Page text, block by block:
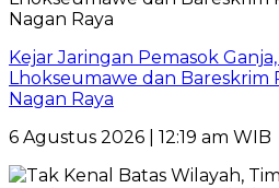
Kejar Jaringan Pemasok
Lhokseumawe dan Bareskrim
Nagan Raya
6 Agustus 2026 | 12:19 am WIB